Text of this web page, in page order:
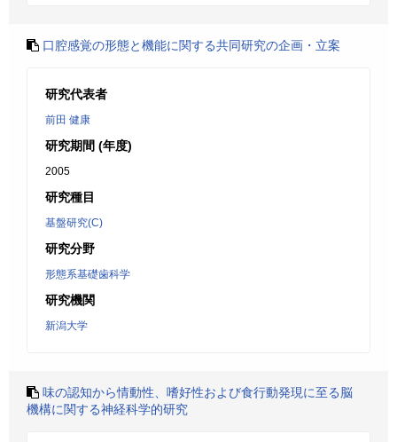
口腔感覚の形態と機能に関する共同研究の企画・立案
研究代表者
前田 健康
研究期間 (年度)
2005
研究種目
基盤研究(C)
研究分野
形態系基礎歯科学
研究機関
新潟大学
味の認知から情動性、嗜好性および食行動発現に至る脳
機構に関する神経科学的研究